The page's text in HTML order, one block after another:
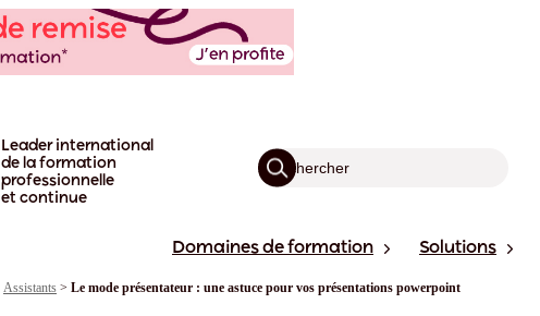
Leader international
de la formation
professionnelle
et continue
Domaines de formation Solutions
Assistants > Le mode présentateur : une astuce pour vos présentations powerpoint